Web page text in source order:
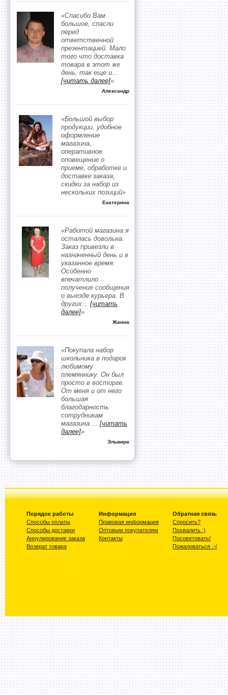
«Спасибо Вам
большое, спасли
перед
ответственной
презентацией. Мало
того что доставка
товара в этот же
день, так еще и...
[читать далее]»
Александр
«Большой выбор
продукции, удобное
оформление
магазина,
оперативное
оповещение о
приеме, обработке и
доставке заказа,
скидки за набор из
нескольких позиций»
Екатерина
«Работой магазина я
осталась довольна.
Заказ привезли в
назначенный день и в
указанное время.
Особенно
впечатлило
получение сообщения
о выезде курьера. В
других... [читать
далее]»
Жанна
«Покупала набор
школьника в подарок
любимому
племяннику. Он был
просто в восторге.
От меня и от него
большая
благодарность
сотрудникам
магазина.... [читать
далее]»
Эльвира
Порядок работы
Способы оплаты
Способы доставки
Аннулирование заказа
Возврат товара
Информация
Правовая информация
Оптовым покупателям
Контакты
Обратная связь
Спросить?
Похвалить :)
Посоветовать!
Пожаловаться :-(